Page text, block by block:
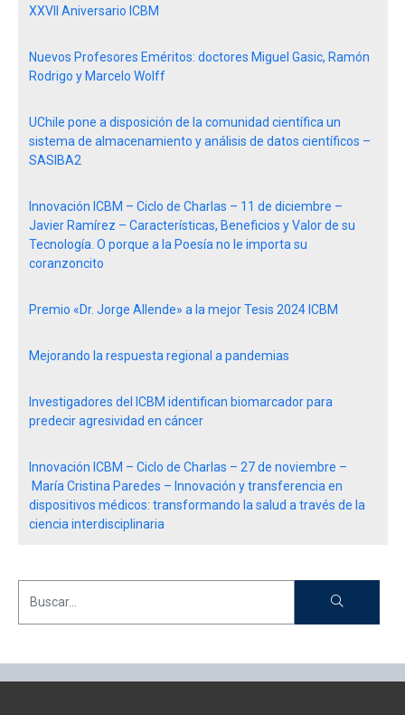
XXVII Aniversario ICBM
Nuevos Profesores Eméritos: doctores Miguel Gasic, Ramón
Rodrigo y Marcelo Wolff
UChile pone a disposición de la comunidad científica un
sistema de almacenamiento y análisis de datos científicos –
SASIBA2
Innovación ICBM – Ciclo de Charlas – 11 de diciembre –
Javier Ramírez – Características, Beneficios y Valor de su
Tecnología. O porque a la Poesía no le importa su
coranzoncito
Premio «Dr. Jorge Allende» a la mejor Tesis 2024 ICBM
Mejorando la respuesta regional a pandemias
Investigadores del ICBM identifican biomarcador para
predecir agresividad en cáncer
Innovación ICBM – Ciclo de Charlas – 27 de noviembre –
María Cristina Paredes – Innovación y transferencia en
dispositivos médicos: transformando la salud a través de la
ciencia interdisciplinaria